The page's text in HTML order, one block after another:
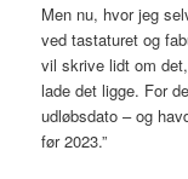
Men nu, hvor jeg
ved tastaturet og
vil skrive lidt om
lade det ligge. For
udløbsdato – og
før 2023.”